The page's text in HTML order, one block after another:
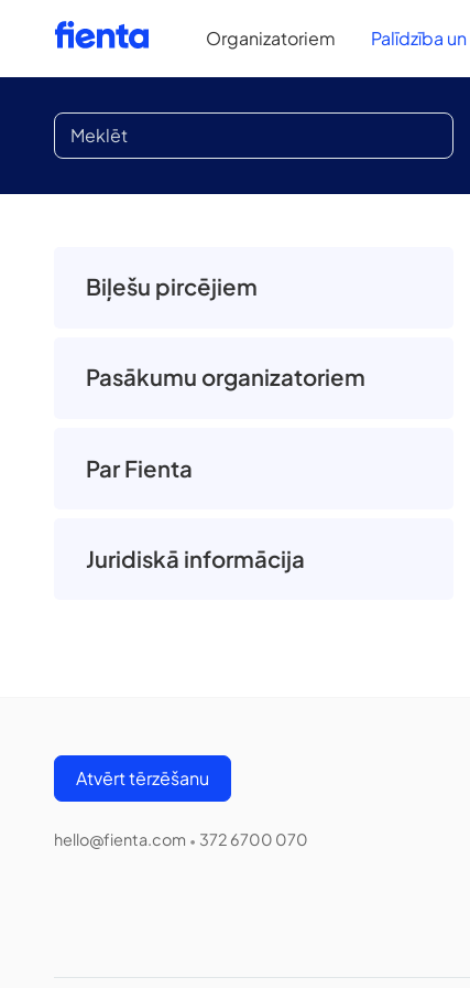
Organizatoriem Palīdzība
Biļešu pircējiem
Pasākumu organizatoriem
Par Fienta
Juridiskā informācija
Atvērt tērzēšanu
hello@fienta.com • 372 6700 070